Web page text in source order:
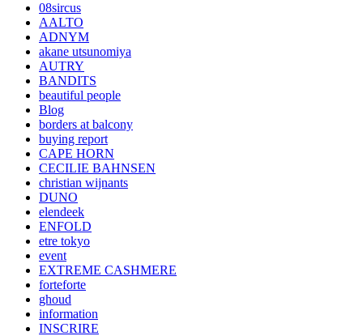
08sircus
AALTO
ADNYM
akane utsunomiya
AUTRY
BANDITS
beautiful people
Blog
borders at balcony
buying report
CAPE HORN
CECILIE BAHNSEN
christian wijnants
DUNO
elendeek
ENFOLD
etre tokyo
event
EXTREME CASHMERE
forteforte
ghoud
information
INSCRIRE